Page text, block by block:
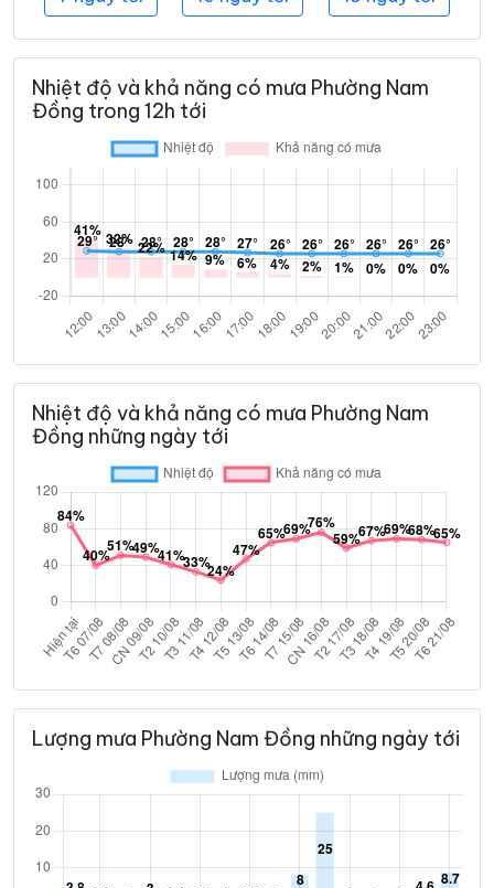
Nhiệt độ và khả năng có mưa Phường Nam
Đồng trong 12h tới
Nhiệt độ và khả năng có mưa Phường Nam
Đồng những ngày tới
Lượng mưa Phường Nam Đồng những ngày tới